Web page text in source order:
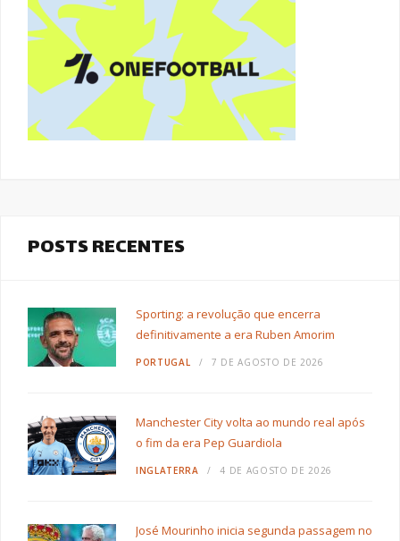
POSTS RECENTES
Sporting: a revolução que encerra
definitivamente a era Ruben Amorim
PORTUGAL 7 DE AGOSTO DE 2026
Manchester City volta ao mundo real após
o fim da era Pep Guardiola
INGLATERRA 4 DE AGOSTO DE 2026
José Mourinho inicia segunda passagem no